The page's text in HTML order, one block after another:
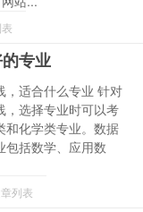
专业
，适合什么专业 针对
，选择专业时可以考
和化学类专业。数据
包括数学、应用数
列表